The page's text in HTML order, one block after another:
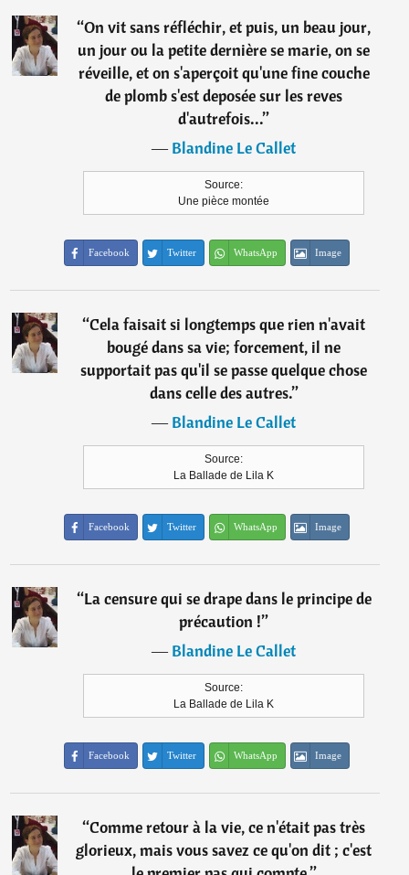
“On vit sans réfléchir, et puis, un beau jour,
un jour ou la petite dernière se marie, on se
réveille, et on s'aperçoit qu'une fine couche
de plomb s'est deposée sur les reves
d'autrefois...”
―Blandine Le Callet
Source:
Une pièce montée
Facebook Twitter WhatsApp Image
“Cela faisait si longtemps que rien n'avait
bougé dans sa vie; forcement, il ne
supportait pas qu'il se passe quelque chose
dans celle des autres.”
―Blandine Le Callet
Source:
La Ballade de Lila K
Facebook Twitter WhatsApp Image
“La censure qui se drape dans le principe de
précaution !”
―Blandine Le Callet
Source:
La Ballade de Lila K
Facebook Twitter WhatsApp Image
“Comme retour à la vie, ce n'était pas très
glorieux, mais vous savez ce qu'on dit ; c'est